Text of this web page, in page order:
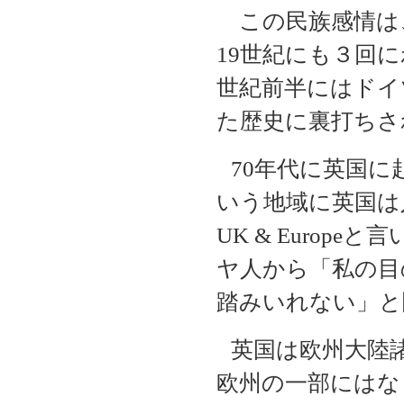
この民族感情は
19世紀にも３回
世紀前半にはド
た歴史に裏打ち
70年代に英国に
いう地域に英国
UK & Europeと言
ヤ人から「私の
踏みいれない」
英国は欧州大陸
欧州の一部には